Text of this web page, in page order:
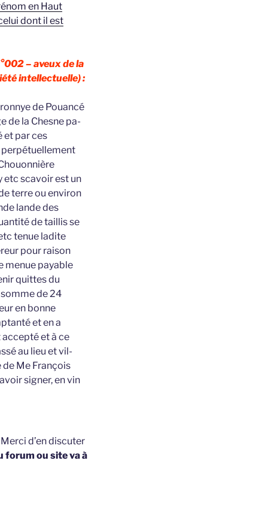
en Haut
dont il est
– aveux de la
intellectuelle) :
de Pouancé
de la Chesne pa-
et par ces
perpétuellement
etc scavoir est un
terre ou environ
lande des
de taillis se
tenue ladite
pour raison
menue payable
quittes du
de 24
en bonne
et en a
et à ce
au lieu et vil-
de Me François
signer, en vin
Merci d’en discuter
forum ou site va à